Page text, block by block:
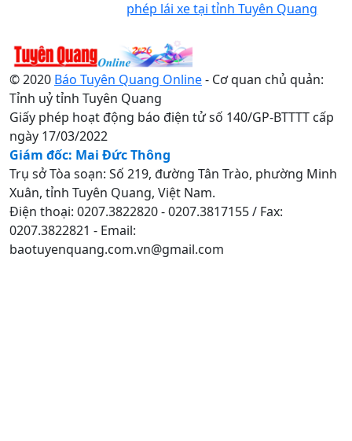
phép lái xe tại tỉnh Tuyên Quang
© 2020 Báo Tuyên Quang Online- Cơ quan chủ quản:
Tỉnh uỷ tỉnh Tuyên Quang
Giấy phép hoạt động báo điện tử số 140/GP-BTTTT cấp
ngày 17/03/2022
Giám đốc: Mai Đức Thông
Trụ sở Tòa soạn: Số 219, đường Tân Trào, phường Minh
Xuân, tỉnh Tuyên Quang, Việt Nam.
Điện thoại: 0207.3822820 - 0207.3817155 / Fax:
0207.3822821 - Email:
baotuyenquang.com.vn@gmail.com